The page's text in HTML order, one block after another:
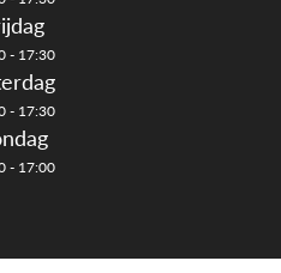
- 17:30
- 17:30
- 17:00